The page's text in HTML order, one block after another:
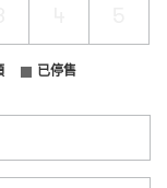
已停售